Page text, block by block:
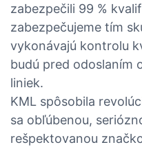
zabezpečili 99 %
zabezpečujeme tím
vykonávajú kontrolu
budú pred odoslaním
liniek.
KML spôsobila
sa obľúbenou,
rešpektovanou